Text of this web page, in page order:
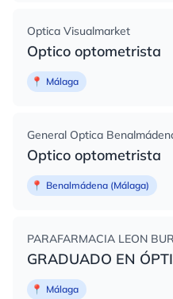
Optica Visualmarket
Optico optometrista
📍 Málaga
General Optica
Optico optometrista
📍 Benalmádena (Málaga)
PARAFARMACIA LEON
GRADUADO EN
📍 Málaga